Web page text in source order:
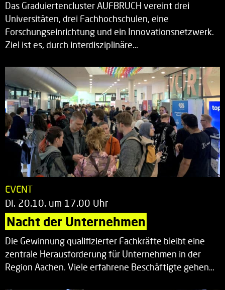
Das Graduiertencluster AUFBRUCH vereint drei
Universitäten, drei Fachhochschulen, eine
Forschungseinrichtung und ein Innovationsnetzwerk.
Ziel ist es, durch interdisziplinäre…
EVENT
Di. 20.10. um 17.00 Uhr
Nacht der Unternehmen
Die Gewinnung qualifizierter Fachkräfte bleibt eine
zentrale Herausforderung für Unternehmen in der
Region Aachen. Viele erfahrene Beschäftigte gehen…